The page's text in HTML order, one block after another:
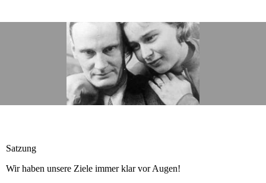
Satzung
Wir haben unsere Ziele immer klar vor Augen!